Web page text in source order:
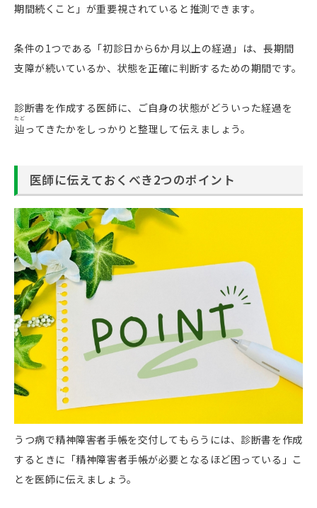
期間続くこと」が重要視されていると推測できます。
条件の1つである「初診日から6か月以上の経過」は、長期間
支障が続いているか、状態を正確に判断するための期間です。
診断書を作成する医師に、ご自身の状態がどういった経過を
辿
たど
ってきたかをしっかりと整理して伝えましょう。
医師に伝えておくべき2つのポイント
うつ病で精神障害者手帳を交付してもらうには、診断書を作成
するときに「精神障害者手帳が必要となるほど困っている」こ
とを医師に伝えましょう。